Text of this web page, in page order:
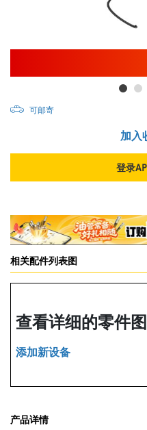
可邮寄
加入
登录
相关配件列表图
查看详细的零件图
添加新设备
产品详情